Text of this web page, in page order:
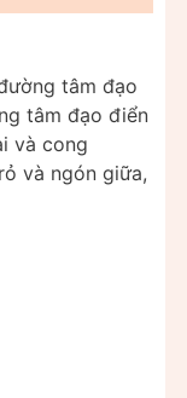
tâm đạo
tâm đạo điển
và cong
và ngón giữa,